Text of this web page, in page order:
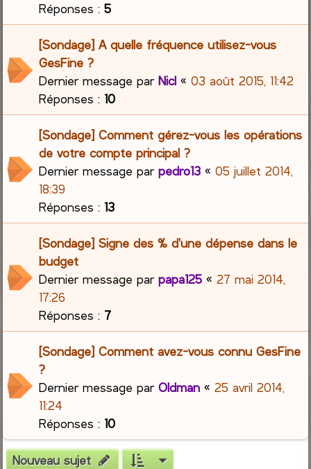
Réponses :5
[Sondage] A quelle fréquence utilisez-vous
GesFine ?
Dernier message parNicl «03 août 2015, 11:42
Réponses :10
[Sondage] Comment gérez-vous les opérations
de votre compte principal ?
Dernier message parpedro13 «05 juillet 2014,
18:39
Réponses :13
[Sondage] Signe des % d'une dépense dans le
budget
Dernier message parpapa125 «27 mai 2014,
17:26
Réponses : 7
[Sondage] Comment avez-vous connu GesFine
?
Dernier message parOldman «25 avril 2014,
11:24
Réponses :10
Nouveau sujet